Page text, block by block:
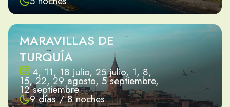
MARAVILLAS DE
TURQUÍA
4, 11, 18 julio, 25 julio, 1, 8,
15, 22, 29 agosto, 5 septiembre,
12 septiembre
9 días / 8 noches